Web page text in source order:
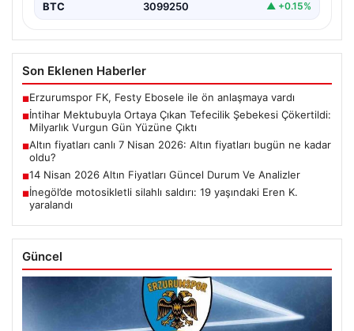
BTC 3099250 ▲ +0.15%
Son Eklenen Haberler
■Erzurumspor FK, Festy Ebosele ile ön anlaşmaya vardı
■İntihar Mektubuyla Ortaya Çıkan Tefecilik Şebekesi Çökertildi:
Milyarlık Vurgun Gün Yüzüne Çıktı
■Altın fiyatları canlı 7 Nisan 2026: Altın fiyatları bugün ne kadar
oldu?
■14 Nisan 2026 Altın Fiyatları Güncel Durum Ve Analizler
■İnegöl’de motosikletli silahlı saldırı: 19 yaşındaki Eren K.
yaralandı
Güncel